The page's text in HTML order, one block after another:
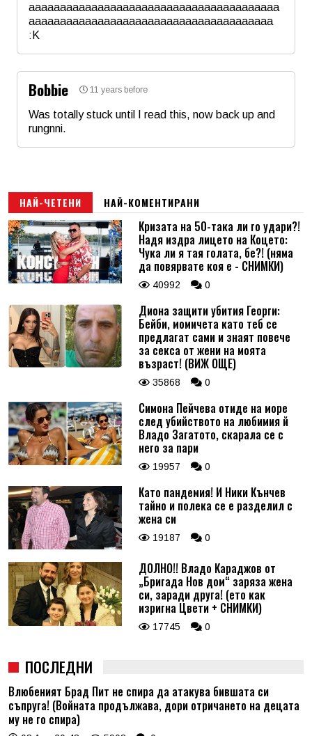
Коментар*
aaaaaaaaaaaaaaaaaaaaaaaaaaaaaaaaaaaaaaaa
aaaaaaaaaaaaaaaaaaaaaaaaaaaaaaaaaaaaaaa
:K
Bobbie 11 years before
Was totally stuck until I read this, now back up and
rungnni.
Email
Коментар*
НАЙ-ЧЕТЕНИ НАЙ-КОМЕНТИРАНИ
Кризата на 50-така ли го удари?!
Надя издра лицето на Коцето:
Чука ли я тая голата, бе?! (няма
да повярвате коя е - СНИМКИ)
40992 0
Диона защити убития Георги:
Бейби, момичета като теб се
предлагат сами и знаят повече
за секса от жени на моята
възраст! (ВИЖ ОЩЕ)
35868 0
Симона Пейчева отиде на море
след убийството на любимия й
Владо Загатото, скарала се с
него за пари
19957 0
Като пандемия! И Ники Кънчев
тайно и полека се е разделил с
жена си
19187 0
ДОЛНО!! Владо Караджов от
„Бригада Нов дом“ заряза жена
си, заради друга! (ето как
изригна Цвети + СНИМКИ)
17745 0
ПОСЛЕДНИ
Влюбеният Брад Пит не спира да атакува бившата си
съпруга! (Войната продължава, дори отричането на децата
му не го спира)